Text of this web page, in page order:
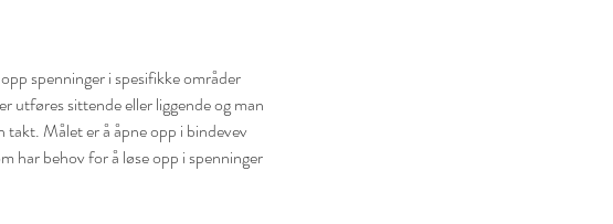
spenninger i spesifikke områder
utføres sittende eller liggende og man
Målet er å åpne opp i bindevev
har behov for å løse opp i spenninger